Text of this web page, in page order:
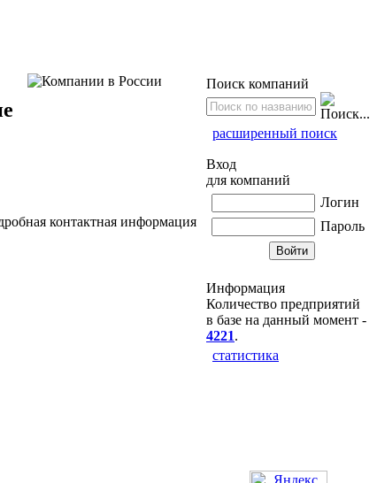
контактная информация
Поиск компаний
расширенный поиск
Вход
для компаний
Логин
Пароль
Информация
Количество предприятий
в базе на данный момент -
4221.
статистика